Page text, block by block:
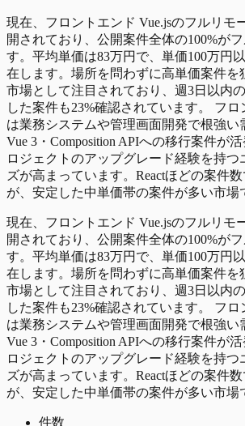
現在、フロントエンド Vue.jsのフルリモ
開されており、公開案件全体の100%が
す。平均単価は83万円で、単価100万円
在します。場所を問わずに高単価案件を
市場として注目されており、週3日以内
した案件も23%確認されています。 フロ
は業務システムや管理画面開発で根強い
Vue 3・Composition APIへの移行案件が
ロジェクトのアップグレード経験を持つ
ズが高まっています。Reactほどの案件
が、安定した中単価帯の案件が多い市場
現在、フロントエンド Vue.jsのフルリモ
開されており、公開案件全体の100%が
す。平均単価は83万円で、単価100万円
在します。場所を問わずに高単価案件を
市場として注目されており、週3日以内
した案件も23%確認されています。 フロ
は業務システムや管理画面開発で根強い
Vue 3・Composition APIへの移行案件が
ロジェクトのアップグレード経験を持つ
ズが高まっています。Reactほどの案件
が、安定した中単価帯の案件が多い市場
件数